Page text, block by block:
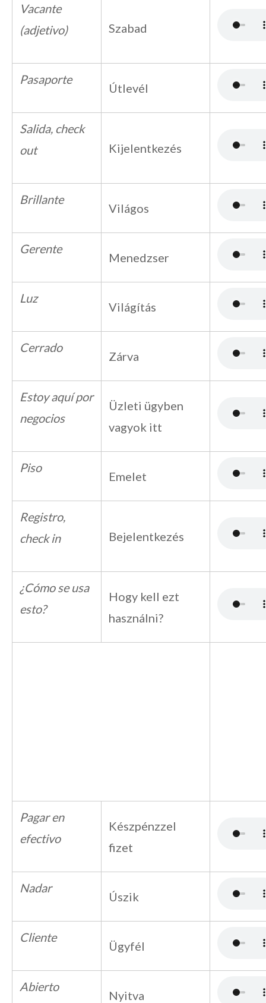
Vacante
(adjetivo)
Szabad
Pasaporte
Útlevél
Salida, check
out
Kijelentkezés
Brillante
Világos
Gerente
Menedzser
Luz
Világítás
Cerrado
Zárva
Estoy aquí por
negocios
Üzleti ügyben
vagyok itt
Piso
Emelet
Registro,
check in
Bejelentkezés
¿Cómo se usa
esto?
Hogy kell ezt
használni?
Pagar en
efectivo
Készpénzzel
fizet
Nadar
Úszik
Cliente
Ügyfél
Abierto
Nyitva